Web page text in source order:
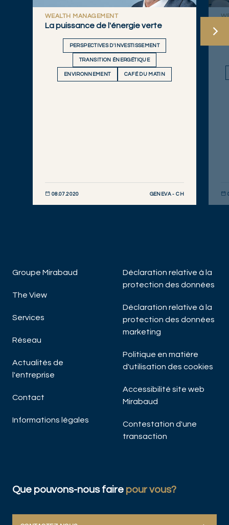
WEALTH MANAGEMENT
La puissance de l'énergie verte
PERSPECTIVES D'INVESTISSEMENT
TRANSITION ÉNERGÉTIQUE
ENVIRONNEMENT CAFÉ DU MATIN
08.07.2020 GENEVA - CH
Groupe Mirabaud
The View
Services
Réseau
Actualités de
l'entreprise
Contact
Informations légales
Déclaration relative à la
protection des données
Déclaration relative à la
protection des données
marketing
Politique en matière
d'utilisation des cookies
Accessibilité site web
Mirabaud
Contestation d'une
transaction
Que pouvons-nous faire pour vous?